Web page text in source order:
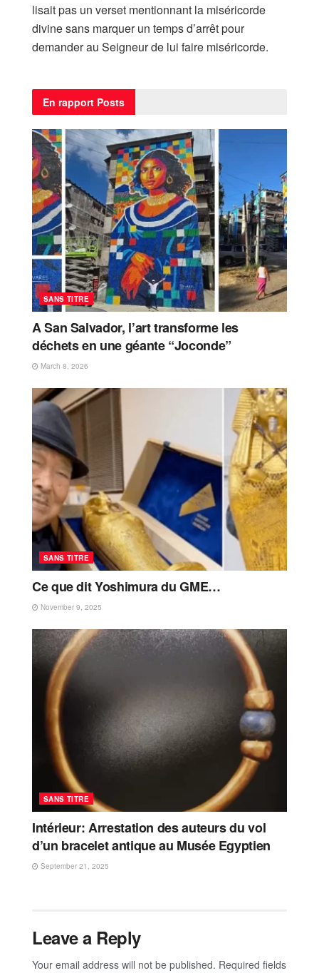
lisait pas un verset mentionnant la miséricorde
divine sans marquer un temps d’arrêt pour
demander au Seigneur de lui faire miséricorde.
En rapport Posts
SANS TITRE
A San Salvador, l’art transforme les
déchets en une géante “Joconde”
March 8, 2026
SANS TITRE
Ce que dit Yoshimura du GME…
November 9, 2025
SANS TITRE
Intérieur: Arrestation des auteurs du vol
d’un bracelet antique au Musée Egyptien
September 21, 2025
Leave a Reply
Your email address will not be published. Required fields